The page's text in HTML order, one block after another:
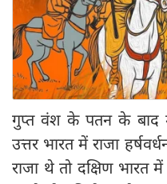
गुप्त वंश के पतन के बाद
उत्तर भारत में राजा
राजा थे तो दक्षिण